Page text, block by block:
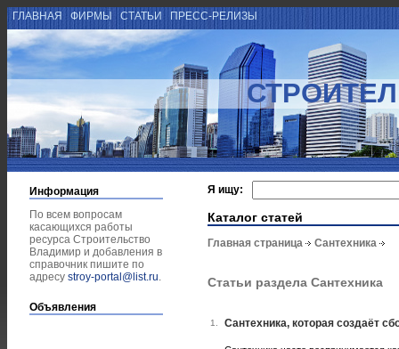
ГЛАВНАЯ ФИРМЫ СТАТЬИ ПРЕСС-РЕЛИЗЫ
Информация
По всем вопросам
касающихся работы
ресурса Строительство
Владимир и добавления в
справочник пишите по
адресу stroy-portal@list.ru.
Объявления
Я ищу:
Каталог статей
Главная страница Сантехника
Статьи раздела Сантехника
1. Сантехника, которая создаёт